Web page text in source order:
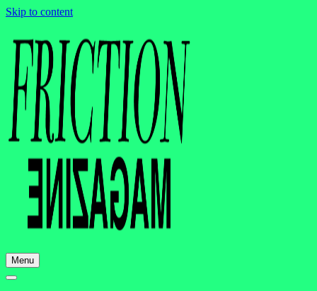
Skip to content
Menu